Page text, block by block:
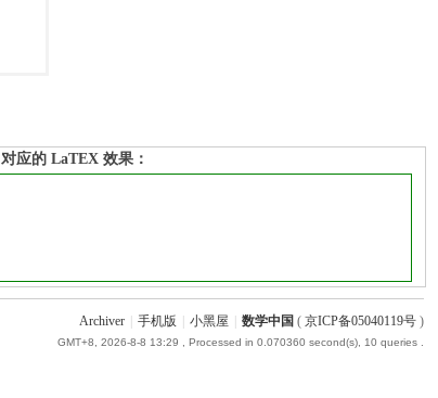
对应的 LaTEX 效果：
Archiver 手机版 小黑屋 数学中国 ( 京ICP备05040119号)
GMT+8, 2026-8-8 13:29 , Processed in 0.070360 second(s), 10 queries .